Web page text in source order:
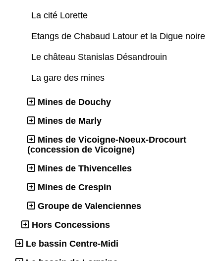
La cité Lorette
Etangs de Chabaud Latour et la Digue noire
Le château Stanislas Désandrouin
La gare des mines
Mines de Douchy
Mines de Marly
Mines de Vicoigne-Noeux-Drocourt
(concession de Vicoigne)
Mines de Thivencelles
Mines de Crespin
Groupe de Valenciennes
Hors Concessions
Le bassin Centre-Midi